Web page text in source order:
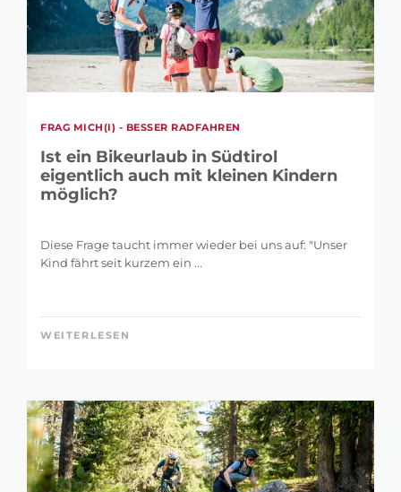
FRAG MICH(I) - BESSER RADFAHREN
Ist ein Bikeurlaub in Südtirol
eigentlich auch mit kleinen Kindern
möglich?
Diese Frage taucht immer wieder bei uns auf: "Unser
Kind fährt seit kurzem ein ...
WEITERLESEN